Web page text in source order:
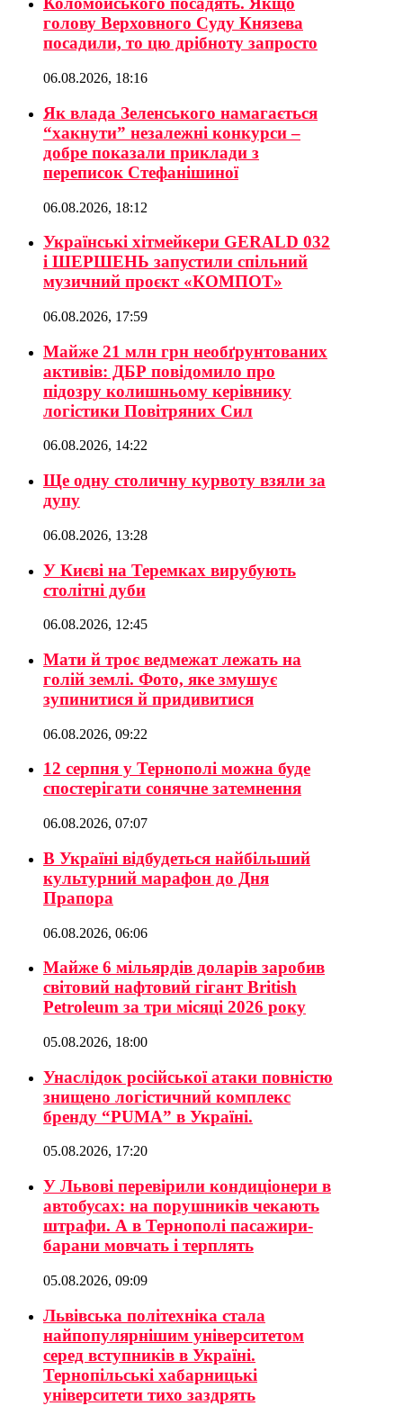
голову Верховного Суду Князева
посадили, то цю дрібноту запросто
06.08.2026, 18:16
Як влада Зеленського намагається
“хакнути” незалежні конкурси –
добре показали приклади з
переписок Стефанішиної
06.08.2026, 18:12
Українські хітмейкери GERALD 032
і ШЕРШЕНЬ запустили спільний
музичний проєкт «КОМПОТ»
06.08.2026, 17:59
Майже 21 млн грн необґрунтованих
активів: ДБР повідомило про
підозру колишньому керівнику
логістики Повітряних Сил
06.08.2026, 14:22
Ще одну столичну курвоту взяли за
дупу
06.08.2026, 13:28
У Києві на Теремках вирубують
столітні дуби
06.08.2026, 12:45
Мати й троє ведмежат лежать на
голій землі. Фото, яке змушує
зупинитися й придивитися
06.08.2026, 09:22
12 серпня у Тернополі можна буде
спостерігати сонячне затемнення
06.08.2026, 07:07
В Україні відбудеться найбільший
культурний марафон до Дня
Прапора
06.08.2026, 06:06
Майже 6 мільярдів доларів заробив
світовий нафтовий гігант British
Petroleum за три місяці 2026 року
05.08.2026, 18:00
Унаслідок російської атаки повністю
знищено логістичний комплекс
бренду “PUMA” в Україні.
05.08.2026, 17:20
У Львові перевірили кондиціонери в
автобусах: на порушників чекають
штрафи. А в Тернополі пасажири-
барани мовчать і терплять
05.08.2026, 09:09
Львівська політехніка стала
найпопулярнішим університетом
серед вступників в Україні.
Тернопільські хабарницькі
університети тихо заздрять